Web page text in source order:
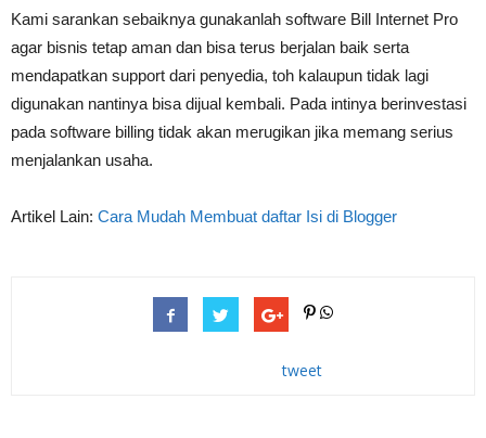
Kami sarankan sebaiknya gunakanlah software Bill Internet Pro
agar bisnis tetap aman dan bisa terus berjalan baik serta
mendapatkan support dari penyedia, toh kalaupun tidak lagi
digunakan nantinya bisa dijual kembali. Pada intinya berinvestasi
pada software billing tidak akan merugikan jika memang serius
menjalankan usaha.
Artikel Lain: Cara Mudah Membuat daftar Isi di Blogger
tweet